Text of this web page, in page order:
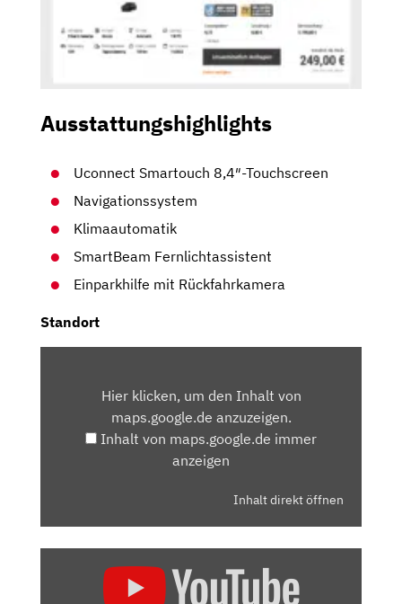
Ausstattungshighlights
Uconnect Smartouch 8,4″-Touchscreen
Navigationssystem
Klimaautomatik
SmartBeam Fernlichtassistent
Einparkhilfe mit Rückfahrkamera
Standort
MAPS.GOOGLE.DEHier klicken, um den Inhalt von
maps.google.de anzuzeigen.
Inhalt von maps.google.de immer
anzeigen
Inhalt direkt öffnen
RENEGADE